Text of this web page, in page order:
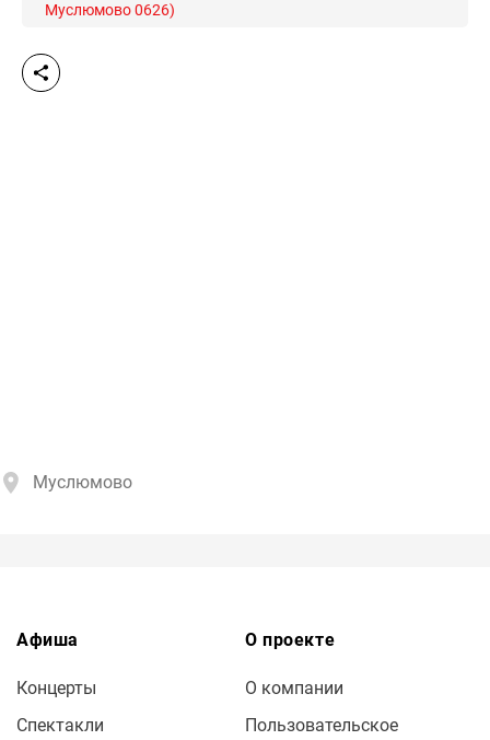
Муслюмово 0626)
Муслюмово
Афиша
Концерты
Спектакли
О проекте
О компании
Пользовательское